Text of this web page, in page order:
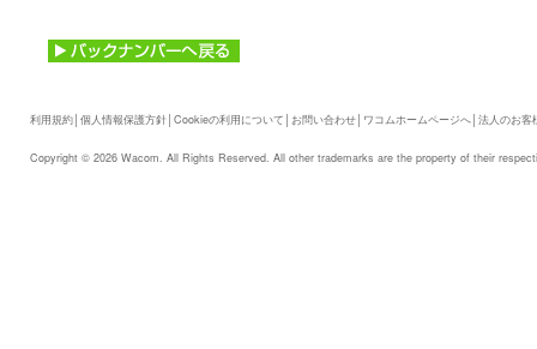
利用規約│ 個人情報保護方針│ Cookieの利用について │ お問い合わせ│ ワコムホームページへ│ 法人のお客
Copyright © 2026 Wacom. All Rights Reserved. All other trademarks are the property of their